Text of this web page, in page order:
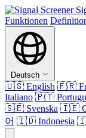
Funktionen
Deutsch
🇺🇸 English 🇫🇷
Italiano 🇵🇹
🇸🇪 Svenska 🇮🇪
어 🇮🇩 Indonesia